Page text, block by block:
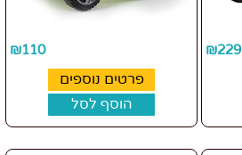
₪229
₪110
פרטים נוספים
הוסף לסל